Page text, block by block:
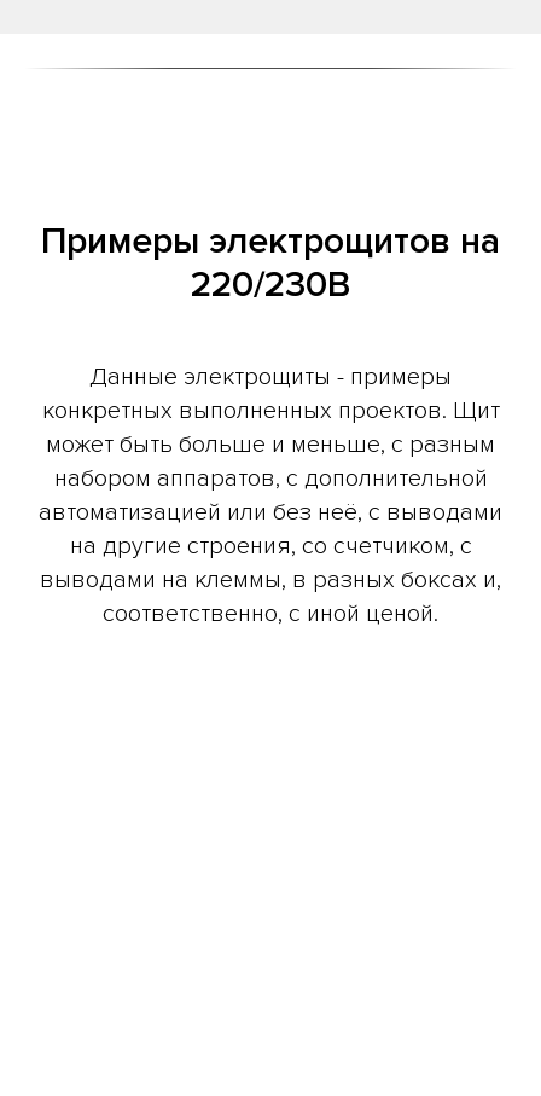
Примеры электрощитов на
220/230В
Данные электрощиты - примеры
конкретных выполненных проектов. Щит
может быть больше и меньше, с разным
набором аппаратов, с дополнительной
автоматизацией или без неё, с выводами
на другие строения, со счетчиком, с
выводами на клеммы, в разных боксах и,
соответственно, с иной ценой.